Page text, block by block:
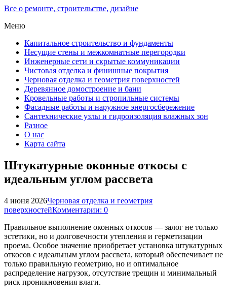
Все о ремонте, строительстве, дизайне
Меню
Капитальное строительство и фундаменты
Несущие стены и межкомнатные перегородки
Инженерные сети и скрытые коммуникации
Чистовая отделка и финишные покрытия
Черновая отделка и геометрия поверхностей
Деревянное домостроение и бани
Кровельные работы и стропильные системы
Фасадные работы и наружное энергосбережение
Сантехнические узлы и гидроизоляция влажных зон
Разное
О нас
Карта сайта
Штукатурные оконные откосы с
идеальным углом рассвета
4 июня 2026Черновая отделка и геометрия
поверхностейКомментарии: 0
Правильное выполнение оконных откосов — залог не только
эстетики, но и долговечности утепления и герметизации
проема. Особое значение приобретает установка штукатурных
откосов с идеальным углом рассвета, который обеспечивает не
только правильную геометрию, но и оптимальное
распределение нагрузок, отсутствие трещин и минимальный
риск проникновения влаги.